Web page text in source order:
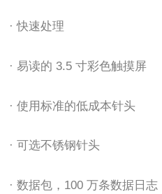
· 快速处理
· 易读的 3.5 寸彩色触摸屏
· 使用标准的低成本针头
· 可选不锈钢针头
· 数据包，100 万条数据日志